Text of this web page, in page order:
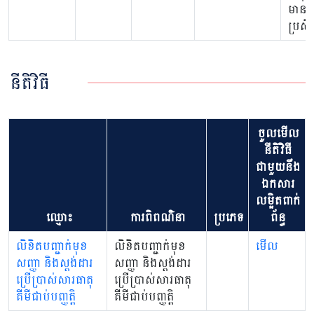
មាន
ប្រសិ
នីតិវិធី
ឈ្មោះ ការពិពណ៌នា ប្រភេទ
ចូលមើល
នីតិវិធី
ជាមួយនឹង
ឯកសារ
លម្អិតពាក់
ព័ន្ធ
លិខិតបញ្ជាក់មុខ
សញ្ញា និងស្តង់ដារ
ប្រើប្រាស់សារធាតុ
គីមីជាប់បញ្ញត្តិ
លិខិតបញ្ជាក់មុខ
សញ្ញា និងស្តង់ដារ
ប្រើប្រាស់សារធាតុ
គីមីជាប់បញ្ញត្តិ
មើល